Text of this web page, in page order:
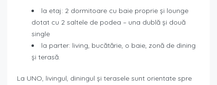
la etaj: 2 dormitoare cu baie proprie și lounge
dotat cu 2 saltele de podea – una dublă și două
single
la parter: living, bucătărie, o baie, zonă de dining
și terasă.
La UNO, livingul, diningul și terasele sunt orientate spre